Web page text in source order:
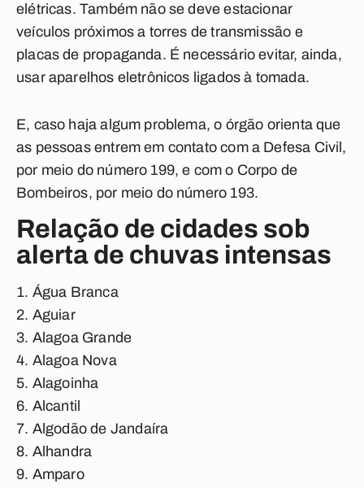
elétricas. Também não se deve estacionar
veículos próximos a torres de transmissão e
placas de propaganda. É necessário evitar, ainda,
usar aparelhos eletrônicos ligados à tomada.
E, caso haja algum problema, o órgão orienta que
as pessoas entrem em contato com a Defesa Civil,
por meio do número 199, e com o Corpo de
Bombeiros, por meio do número 193.
Relação de cidades sob
alerta de chuvas intensas
Água Branca
Aguiar
Alagoa Grande
Alagoa Nova
Alagoinha
Alcantil
Algodão de Jandaíra
Alhandra
Amparo